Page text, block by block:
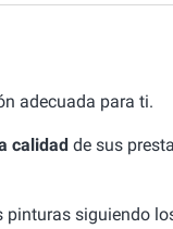
adecuada para ti.
calidad de sus
pinturas siguiendo